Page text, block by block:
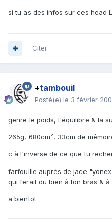
si tu as des infos sur ces head
Citer
+tambouil
Posté(e) le 3 février
genre le poids, l'équilibre & la
265g, 680cm², 33cm de
c à l'inverse de ce que tu
farfouille auprès de jace
qui ferait du bien à ton bras & à
a bientot